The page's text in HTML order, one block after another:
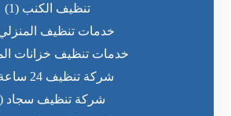
تنظيف الكنب (1)
خدمات تنظيف
خدمات تنظيف خزانات
شركة تنظيف 24 ساعة
شركة تنظيف سجاد (8)